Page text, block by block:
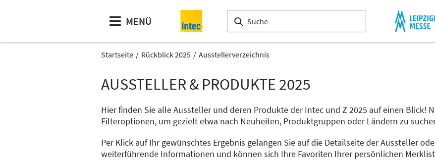
MENÜ
Startseite Rückblick 2025 Ausstellerverzeichnis
AUSSTELLER & PRODUKTE 2025
Hier finden Sie alle Aussteller und deren Produkte der Intec und Z 2025 auf einen Blick!
Filteroptionen, um gezielt etwa nach Neuheiten, Produktgruppen oder Ländern zu
Per Klick auf Ihr gewünschtes Ergebnis gelangen Sie auf die Detailseite der Aussteller
weiterführende Informationen und können sich Ihre Favoriten Ihrer persönlichen